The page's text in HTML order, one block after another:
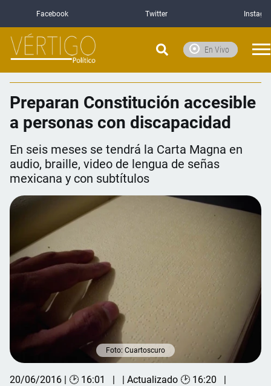
Facebook Twitter
En Vivo
Preparan Constitución accesible
a personas con discapacidad
En seis meses se tendrá la Carta Magna en
audio, braille, video de lengua de señas
mexicana y con subtítulos
Foto: Cuartoscuro
20/06/2016 | 🕑 16:01
| Actualizado 🕑 16:20